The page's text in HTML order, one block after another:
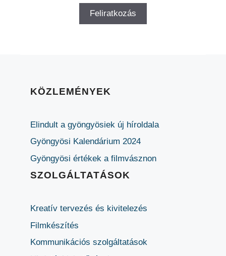
KÖZLEMÉNYEK
Elindult a gyöngyösiek új híroldala
Gyöngyösi Kalendárium 2024
Gyöngyösi értékek a filmvásznon
SZOLGÁLTATÁSOK
Kreatív tervezés és kivitelezés
Filmkészítés
Kommunikációs szolgáltatások